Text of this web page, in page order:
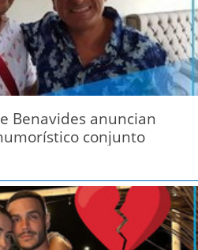
Benavides anuncian
conjunto